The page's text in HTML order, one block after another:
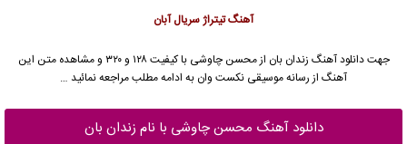
آهنگ تیتراژ سریال آبان
جهت دانلود آهنگ زندان بان ازمحسن چاوشی
با کیفیت ۱۲۸ و ۳۲۰ و مشاهده متن این
آهنگ از رسانه موسیقی نکست وان به ادامه مطلب مراجعه نمائید …
دانلود آهنگ محسن چاوشی با نام زندان بان